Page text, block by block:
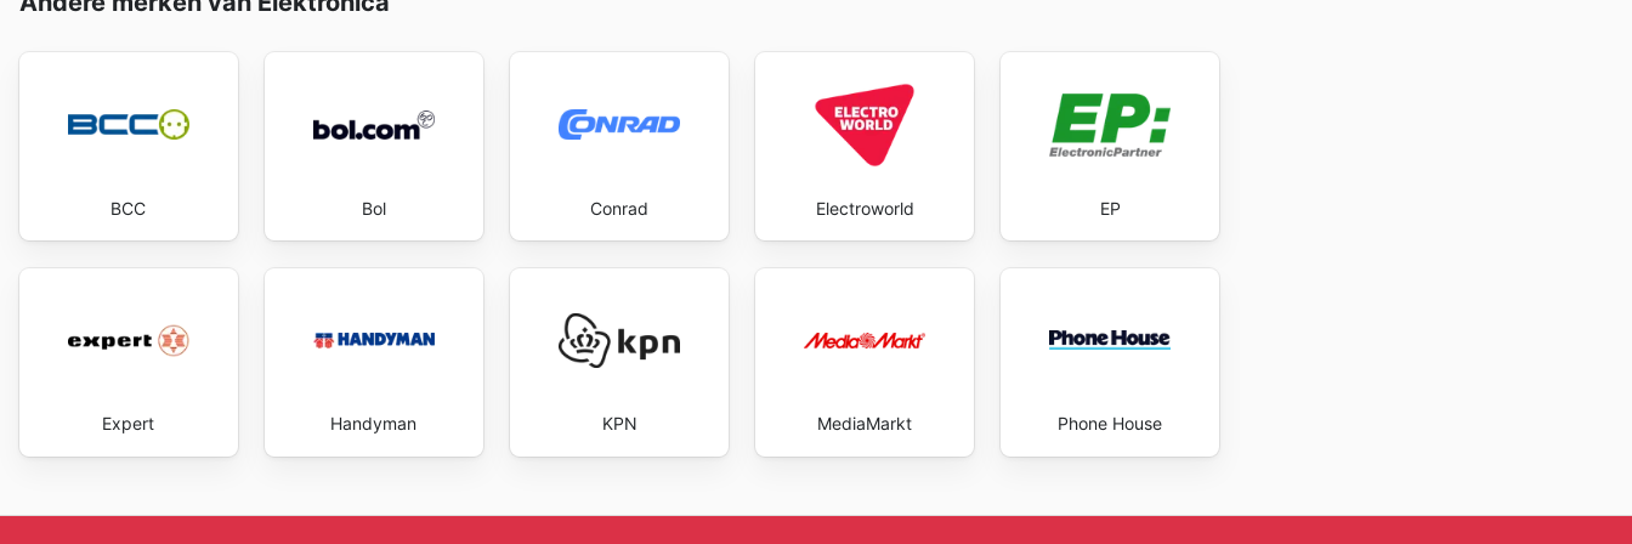
BCC Bol Conrad Electroworld EP
Expert Handyman KPN MediaMarkt Phone House